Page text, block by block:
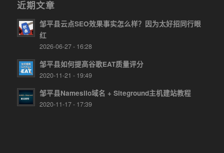
近期文章
邹平县云点SEO效果事实怎么样？因为太好招同行眼
红
2026-06-27 - 16:28
邹平县如何提高谷歌EAT质量评分
2020-11-21 - 19:49
邹平县Namesilo域名 + Siteground主机建站教程
2020-11-17 - 17:39